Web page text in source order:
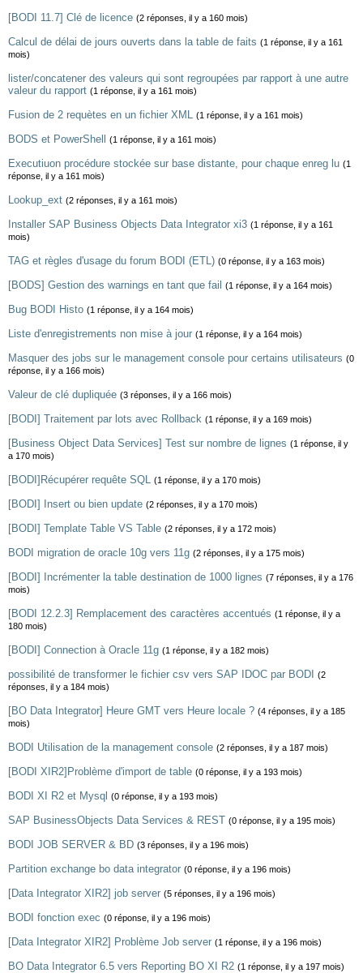
[BODI 11.7] Clé de licence (2 réponses, il y a 160 mois)
Calcul de délai de jours ouverts dans la table de faits (1 réponse, il y a 161
mois)
lister/concatener des valeurs qui sont regroupées par rapport à une autre
valeur du rapport (1 réponse, il y a 161 mois)
Fusion de 2 requètes en un fichier XML (1 réponse, il y a 161 mois)
BODS et PowerShell (1 réponse, il y a 161 mois)
Executiuon procédure stockée sur base distante, pour chaque enreg lu (1
réponse, il y a 161 mois)
Lookup_ext (2 réponses, il y a 161 mois)
Installer SAP Business Objects Data Integrator xi3 (1 réponse, il y a 161
mois)
TAG et règles d'usage du forum BODI (ETL) (0 réponse, il y a 163 mois)
[BODS] Gestion des warnings en tant que fail (1 réponse, il y a 164 mois)
Bug BODI Histo (1 réponse, il y a 164 mois)
Liste d'enregistrements non mise à jour (1 réponse, il y a 164 mois)
Masquer des jobs sur le management console pour certains utilisateurs (0
réponse, il y a 166 mois)
Valeur de clé dupliquée (3 réponses, il y a 166 mois)
[BODI] Traitement par lots avec Rollback (1 réponse, il y a 169 mois)
[Business Object Data Services] Test sur nombre de lignes (1 réponse, il y
a 170 mois)
[BODI]Récupérer requête SQL (1 réponse, il y a 170 mois)
[BODI] Insert ou bien update (2 réponses, il y a 170 mois)
[BODI] Template Table VS Table (2 réponses, il y a 172 mois)
BODI migration de oracle 10g vers 11g (2 réponses, il y a 175 mois)
[BODI] Incrémenter la table destination de 1000 lignes (7 réponses, il y a 176
mois)
[BODI 12.2.3] Remplacement des caractères accentués (1 réponse, il y a
180 mois)
[BODI] Connection à Oracle 11g (1 réponse, il y a 182 mois)
possibilité de transformer le fichier csv vers SAP IDOC par BODI
(2
réponses, il y a 184 mois)
[BO Data Integrator] Heure GMT vers Heure locale ? (4 réponses, il y a 185
mois)
BODI Utilisation de la management console (2 réponses, il y a 187 mois)
[BODI XIR2]Problème d'import de table (0 réponse, il y a 193 mois)
BODI XI R2 et Mysql (0 réponse, il y a 193 mois)
SAP BusinessObjects Data Services & REST (0 réponse, il y a 195 mois)
BODI JOB SERVER & BD (3 réponses, il y a 196 mois)
Partition exchange bo data integrator (0 réponse, il y a 196 mois)
[Data Integrator XIR2] job server (5 réponses, il y a 196 mois)
BODI fonction exec (0 réponse, il y a 196 mois)
[Data Integrator XIR2] Problème Job server (1 réponse, il y a 196 mois)
BO Data Integrator 6.5 vers Reporting BO XI R2 (1 réponse, il y a 197 mois)